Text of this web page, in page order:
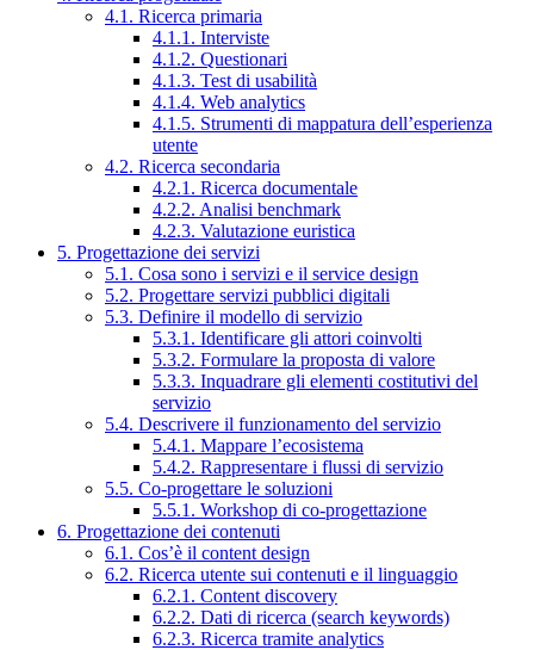
4.1. Ricerca primaria
4.1.1. Interviste
4.1.2. Questionari
4.1.3. Test di usabilità
4.1.4. Web analytics
4.1.5. Strumenti di mappatura dell’esperienza
utente
4.2. Ricerca secondaria
4.2.1. Ricerca documentale
4.2.2. Analisi benchmark
4.2.3. Valutazione euristica
5. Progettazione dei servizi
5.1. Cosa sono i servizi e il service design
5.2. Progettare servizi pubblici digitali
5.3. Definire il modello di servizio
5.3.1. Identificare gli attori coinvolti
5.3.2. Formulare la proposta di valore
5.3.3. Inquadrare gli elementi costitutivi del
servizio
5.4. Descrivere il funzionamento del servizio
5.4.1. Mappare l’ecosistema
5.4.2. Rappresentare i flussi di servizio
5.5. Co-progettare le soluzioni
5.5.1. Workshop di co-progettazione
6. Progettazione dei contenuti
6.1. Cos’è il content design
6.2. Ricerca utente sui contenuti e il linguaggio
6.2.1. Content discovery
6.2.2. Dati di ricerca (search keywords)
6.2.3. Ricerca tramite analytics